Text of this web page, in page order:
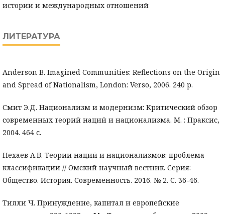
истории и международных отношений
ЛИТЕРАТУРА
Anderson B. Imagined Communities: Reflections on the Origin
and Spread of Nationalism, London: Verso, 2006. 240 p.
Смит Э.Д. Национализм и модернизм: Критический обзор
современных теорий наций и национализма. М. : Праксис,
2004. 464 с.
Нехаев А.В. Теории наций и национализмов: проблема
классификации // Омский научный вестник. Серия:
Общество. История. Современность. 2016. № 2. С. 36-46.
Тилли Ч. Принуждение, капитал и европейские